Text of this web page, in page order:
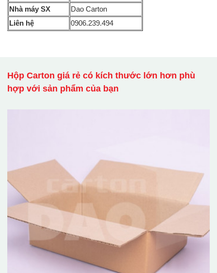
Nhà máy SX
Dao Carton
Liên hệ
0906.239.494
Hộp Carton giá rẻ có kích thước lớn hơn phù
hợp với sản phẩm của bạn